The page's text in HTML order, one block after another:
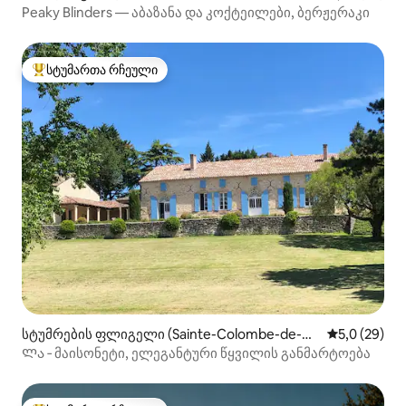
Peaky Blinders — აბაზანა და კოქტეილები, ბერჟერაკი
სტუმართა რჩეული მოწინავე ვარიანტი
სტუმართა რჩეული
სტუმრების ფლიგელი (Sainte-Colombe-de-Du
ras)
საშუალო
5,0 (29)
Ლა ‑ მაისონეტი, ელეგანტური წყვილის განმარტოება